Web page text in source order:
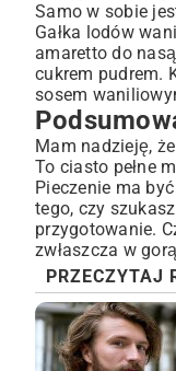
Samo w sobie
Gałka lodów
amaretto do
cukrem pudrem.
sosem
Mam nadzieję,
To ciasto pełne
Pieczenie ma
tego, czy
przygotowanie.
zwłaszcza w
PRZECZYTAJ